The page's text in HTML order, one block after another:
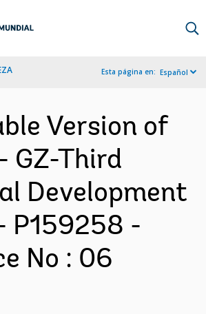
Esta página en: Español
Version of
GZ-Third
Development
P159258 -
No : 06